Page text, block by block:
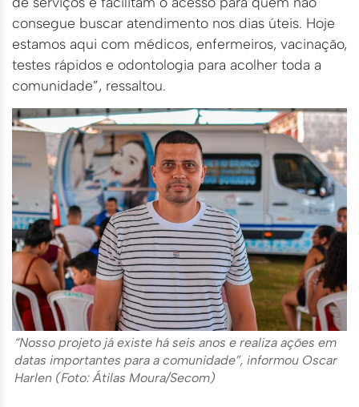
consegue buscar atendimento nos dias úteis. Hoje
estamos aqui com médicos, enfermeiros, vacinação,
testes rápidos e odontologia para acolher toda a
comunidade”, ressaltou.
“Nosso projeto já existe há seis anos e realiza ações em
datas importantes para a comunidade”, informou Oscar
Harlen (Foto: Átilas Moura/Secom)